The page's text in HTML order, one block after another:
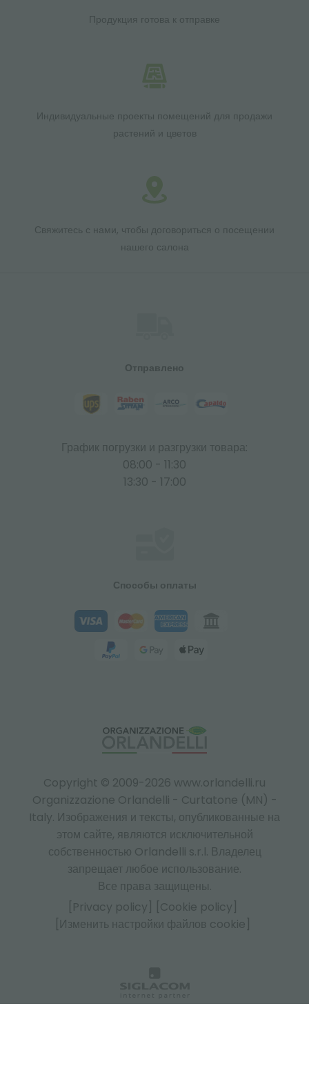
Продукция готова к отправке
Индивидуальные проекты помещений для продажи
растений и цветов
Свяжитесь с нами, чтобы договориться о посещении
нашего салона
Copyright © 2009-2026 www.orlandelli.ru
Organizzazione Orlandelli - Curtatone (MN) -
Italy. Изображения и тексты, опубликованные на
этом сайте, являются исключительной
собственностью Orlandelli s.r.l. Владелец
запрещает любое использование.
Все права защищены.
[Privacy policy]
[Cookie policy]
[Изменить настройки файлов cookie]
Отправлено
График погрузки и разгрузки товара:
08:00 - 11:30
13:30 - 17:00
Способы оплаты